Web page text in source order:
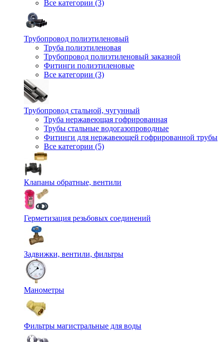
Все категории (3)
Трубопровод полиэтиленовый
Труба полиэтиленовая
Трубопровод полиэтиленовый заказной
Фитинги полиэтиленовые
Все категории (3)
Трубопровод стальной, чугунный
Труба нержавеющая гофрированная
Трубы стальные водогазопроводные
Фитинги для нержавеющей гофрированной трубы
Все категории (5)
Клапаны обратные, вентили
Герметизация резьбовых соединений
Задвижки, вентили, фильтры
Манометры
Фильтры магистральные для воды